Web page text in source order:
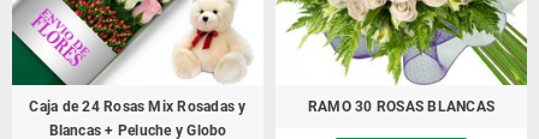
Caja de 24 Rosas Mix Rosadas y
Blancas + Peluche y Globo
RAMO 30 ROSAS BLANCAS